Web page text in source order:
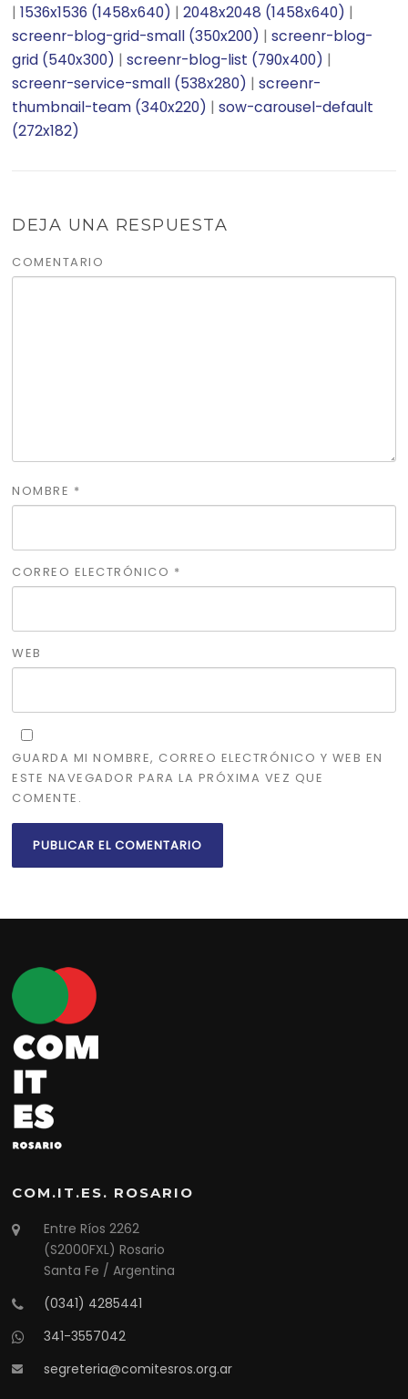
|1536x1536 (1458x640) |2048x2048 (1458x640) |
screenr-blog-grid-small (350x200) |screenr-blog-
grid (540x300) |screenr-blog-list (790x400) |
screenr-service-small (538x280) |screenr-
thumbnail-team (340x220) |sow-carousel-default
(272x182)
DEJA UNA RESPUESTA
COMENTARIO
NOMBRE *
CORREO ELECTRÓNICO *
WEB
GUARDA MI NOMBRE, CORREO ELECTRÓNICO Y WEB EN
ESTE NAVEGADOR PARA LA PRÓXIMA VEZ QUE
COMENTE.
COM.IT.ES. ROSARIO
Entre Ríos 2262
(S2000FXL) Rosario
Santa Fe / Argentina
(0341) 4285441
341-3557042
segreteria@comitesros.org.ar